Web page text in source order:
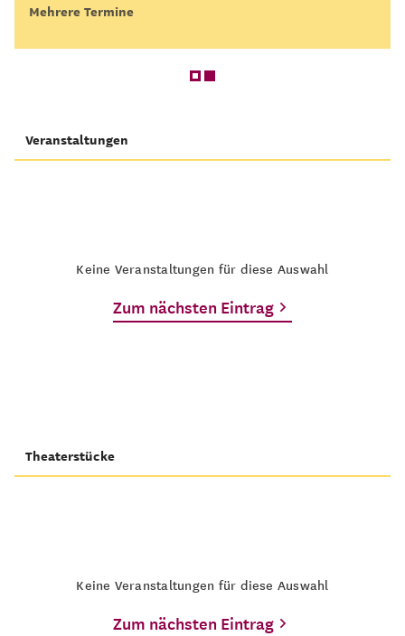
Mehrere Termine
Veranstaltungen
Keine Veranstaltungen für diese Auswahl
Zum nächsten Eintrag
Theaterstücke
Keine Veranstaltungen für diese Auswahl
Zum nächsten Eintrag